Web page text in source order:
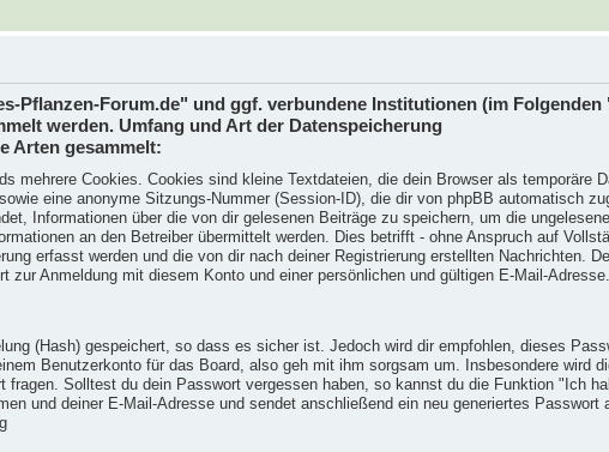
Pflanzen-Forum.de" und ggf. verbundene Institutionen (im
werden. Umfang und Art der Datenspeicherung
Arten gesammelt:
mehrere Cookies. Cookies sind kleine Textdateien, die dein Browser als temporäre
eine anonyme Sitzungs-Nummer (Session-ID), die dir von phpBB automatisch
Informationen über die von dir gelesenen Beiträge zu speichern, um die
an den Betreiber übermittelt werden. Dies betrifft - ohne Anspruch auf
erfasst werden und die von dir nach deiner Registrierung erstellten Nachrichten.
zur Anmeldung mit diesem Konto und einer persönlichen und gültigen E-Mail-Adresse.
(Hash) gespeichert, so dass es sicher ist. Jedoch wird dir empfohlen, dieses
Benutzerkonto für das Board, also geh mit ihm sorgsam um. Insbesondere wird
fragen. Solltest du dein Passwort vergessen haben, so kannst du die Funktion "Ich
und deiner E-Mail-Adresse und sendet anschließend ein neu generiertes